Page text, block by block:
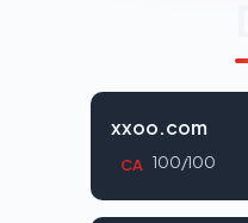
xxoo.com
CA 100/100